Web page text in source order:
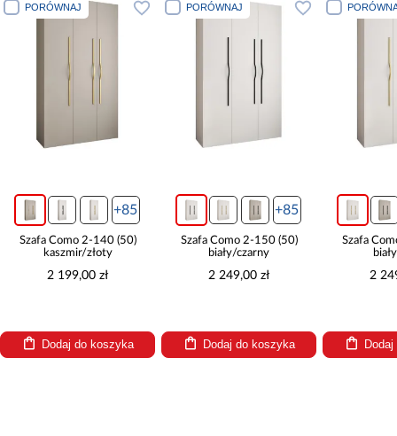
PORÓWNAJ
+85
Szafa Como 2-140 (50)
kaszmir/złoty
2 199,00 zł
Dodaj do koszyka
PORÓWNAJ
+85
Szafa Como 2-150 (50)
biały/czarny
2 249,00 zł
Dodaj do koszyka
Szafa
2